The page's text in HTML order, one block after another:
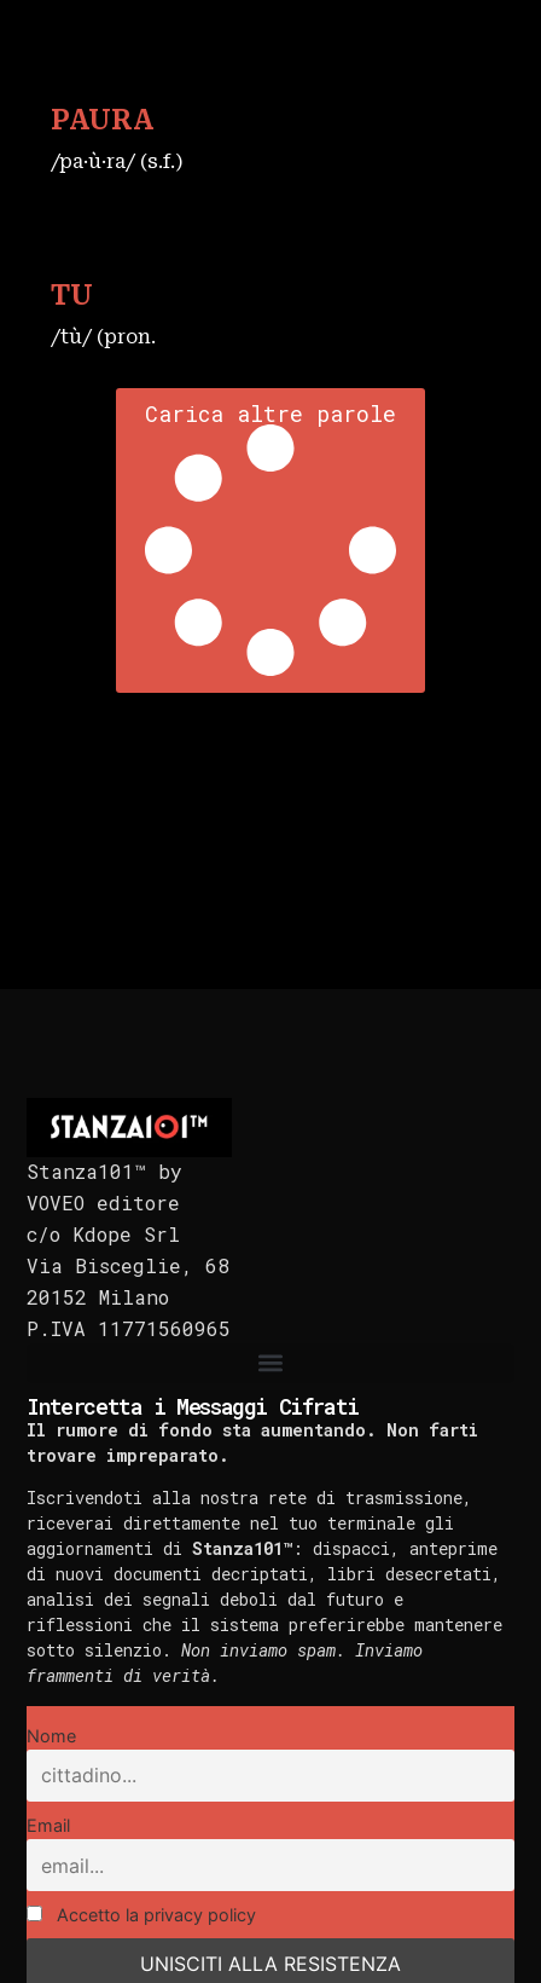
PAURA
/pa·ù·ra/ (s.f.)
TU
/tù/ (pron.
Carica altre parole
Stanza101™ by
VOVEO editore
c/o Kdope Srl
Via Bisceglie, 68
20152 Milano
P.IVA 11771560965
Intercetta i Messaggi Cifrati
Il rumore di fondo sta aumentando. Non farti
trovare impreparato.
Iscrivendoti alla nostra rete di trasmissione,
riceverai direttamente nel tuo terminale gli
aggiornamenti diStanza101™ : dispacci, anteprime
di nuovi documenti decriptati, libri desecretati,
analisi dei segnali deboli dal futuro e
riflessioni che il sistema preferirebbe mantenere
sotto silenzio.Non inviamo spam. Inviamo
frammenti di verità.
Nome
Email
Accetto la privacy policy